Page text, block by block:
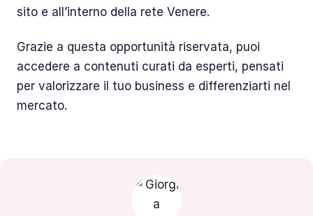
sito e all’interno della rete Venere.
Grazie a questa opportunità riservata, puoi
accedere a contenuti curati da esperti, pensati
per valorizzare il tuo business e differenziarti nel
mercato.